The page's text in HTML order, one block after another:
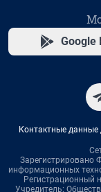
Google
Контактные данные
Зарегистрировано
информационных
Регистрационный
Учредитель: